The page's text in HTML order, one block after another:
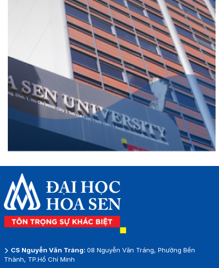
CS Nguyễn Văn Tráng: 08 Nguyễn Văn Tráng, Phường Bến
Thành, TP.Hồ Chí Minh